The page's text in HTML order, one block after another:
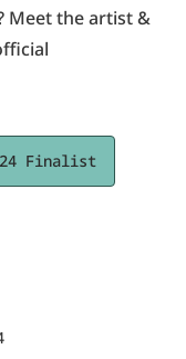
Meet the artist &
Finalist